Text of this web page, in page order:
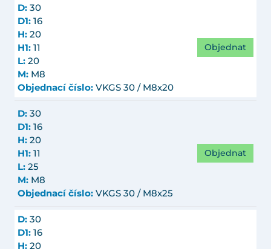
D: 30
D1: 16
H: 20
H1: 11
L: 20
M: M8
Objednací číslo: VKGS 30 / M8x20
Objednat
D: 30
D1: 16
H: 20
H1: 11
L: 25
M: M8
Objednací číslo: VKGS 30 / M8x25
Objednat
D: 30
D1: 16
H: 20